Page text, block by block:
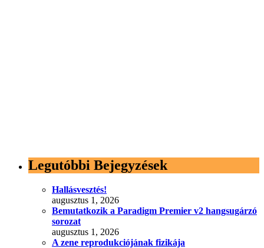
Legutóbbi Bejegyzések
Hallásvesztés!
augusztus 1, 2026
Bemutatkozik a Paradigm Premier v2 hangsugárzó
sorozat
augusztus 1, 2026
A zene reprodukciójának fizikája